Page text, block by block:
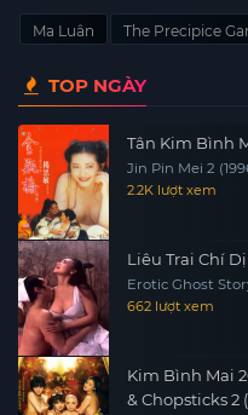
Ma Luân The Precipice
TOP NGÀY
Tân Kim Bình
Jin Pin Mei 2
2.2K lượt xem
Liêu Trai Chí Dị
Erotic Ghost
662 lượt xem
Kim Bình Mai
& Chopsticks 2